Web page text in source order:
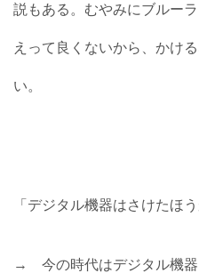
説もある。むやみにブルー
えって良くないから、かけ
い。
「デジタル機器はさけたほ
→ 今の時代はデジタル機器